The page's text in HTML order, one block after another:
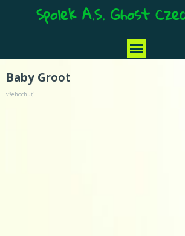
Spolek A.S. Ghost
Baby Groot
všehochuť